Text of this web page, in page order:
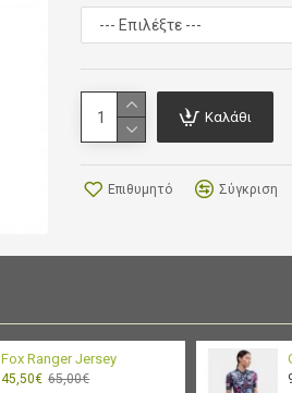
Καλάθι
Επιθυμητό Σύγκριση
Fox Ranger Jersey
45,50€ 65,00€